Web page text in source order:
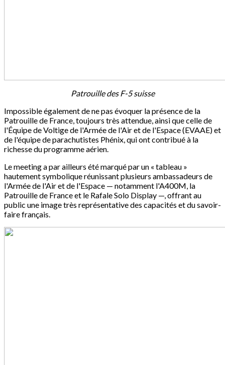
Patrouille des F-5 suisse
Impossible également de ne pas évoquer la présence de la
Patrouille de France, toujours très attendue, ainsi que celle de
l'Équipe de Voltige de l'Armée de l'Air et de l'Espace (EVAAE) et
de l'équipe de parachutistes Phénix, qui ont contribué à la
richesse du programme aérien.
Le meeting a par ailleurs été marqué par un « tableau »
hautement symbolique réunissant plusieurs ambassadeurs de
l'Armée de l'Air et de l'Espace — notamment l'A400M, la
Patrouille de France et le Rafale Solo Display —, offrant au
public une image très représentative des capacités et du savoir-
faire français.